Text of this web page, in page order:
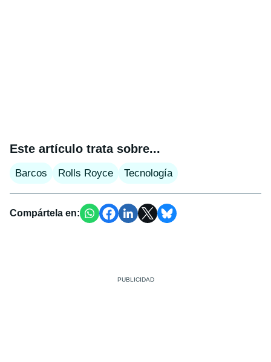
Este artículo trata sobre...
Barcos Rolls Royce Tecnología
Compártela en: